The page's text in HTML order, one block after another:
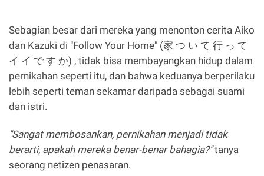
Sebagian besar dari mereka yang menonton cerita Aiko
dan Kazuki di "Follow Your Home" (家 つ い て 行 っ て
イ イ で す か) , tidak bisa membayangkan hidup dalam
pernikahan seperti itu, dan bahwa keduanya berperilaku
lebih seperti teman sekamar daripada sebagai suami
dan istri.
"Sangat membosankan, pernikahan menjadi tidak
berarti, apakah mereka benar-benar bahagia?"tanya
seorang netizen penasaran.